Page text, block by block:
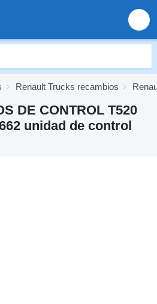
Renault Trucks recambios
DE CONTROL T520
unidad de control